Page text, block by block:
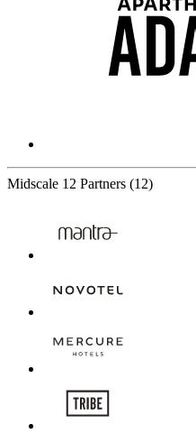
Midscale 12 Partners (12)